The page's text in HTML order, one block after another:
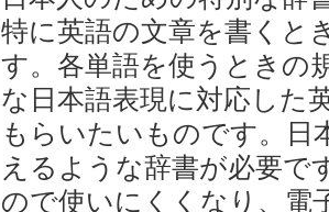
特に英語の文章を書くと
す。各単語を使うときの
な日本語表現に対応した
もらいたいものです。日
えるような辞書が必要で
ので使いにくくなり、電